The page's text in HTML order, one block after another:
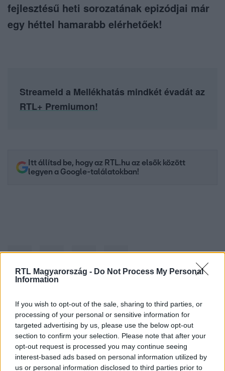
RTL Magyarország - Do Not Process My Personal
Information
If you wish to opt-out of the sale, sharing to third parties, or
processing of your personal or sensitive information for
targeted advertising by us, please use the below opt-out
section to confirm your selection. Please note that after your
opt-out request is processed you may continue seeing
interest-based ads based on personal information utilized by
us or personal information disclosed to third parties prior to
fejlesztésű heti sorozatának epizódjai már
egy héttel hamarabb elérhetőek!
Streameld a Mellékhatás mindkét évadát az
RTL+ Premiumon!
Itt állítsd be, hogy az RTL.hu az elsők között
legyen a Google-találatokban!
Kövess minket, és értesülj a friss hírekről a
Facebookon is!
Követem